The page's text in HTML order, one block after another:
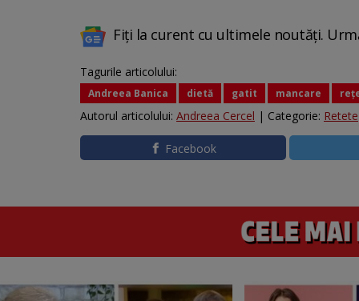
Fiți la curent cu ultimele noutăți.
Tagurile articolului:
Andreea Banica dietă gatit mancare
Autorul articolului: Andreea Cercel | Categorie: Retete
Facebook